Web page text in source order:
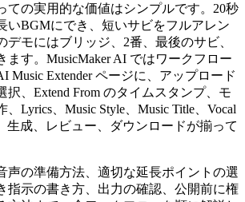
ての実用的な価値はシンプルです。20秒
いBGMにでき、短いサビをフルアレン
デモにはブリッジ、2番、最後のサビ、
ます。MusicMaker AI ではワークフロー
Music Extender ページに、アップロード
択、Extend From のタイムスタンプ、モ
Lyrics、Music Style、Music Title、Vocal
生成、レビュー、ダウンロードが揃って
声の準備方法、適切な延長ポイントの選
指示の書き方、出力の確認、公開前に権